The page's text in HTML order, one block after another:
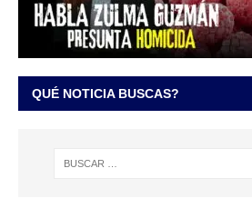
QUÉ NOTICIA BUSCAS?